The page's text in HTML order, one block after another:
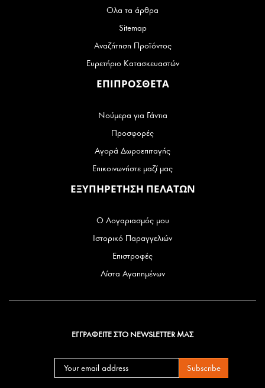
Ολα τα άρθρα
Sitemap
Αναζήτηση Προϊόντος
Ευρετήριο Κατασκευαστών
ΕΠΙΠΡΟΣΘΕΤΑ
Νούμερα για Γάντια
Προσφορές
Αγορά Δωροεπιταγής
Επικοινωνήστε μαζί μας
ΕΞΥΠΗΡΕΤΗΣΗ ΠΕΛΑΤΩΝ
Ο Λογαριασμός μου
Ιστορικό Παραγγελιών
Επιστροφές
Λίστα Αγαπημένων
ΕΓΓΡΑΦΕΙΤΕ ΣΤΟ NEWSLETTER ΜΑΣ
Subscribe